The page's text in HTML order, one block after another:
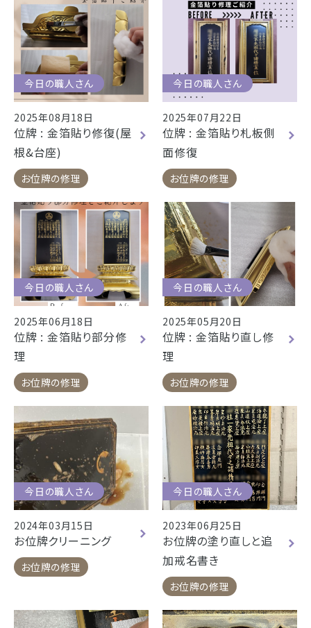
今日の職人さん
2025年08月18日
位牌 : 金箔貼り修復(屋
根&台座)
お位牌の修理
今日の職人さん
2025年07月22日
位牌 : 金箔貼り札板側
面修復
お位牌の修理
今日の職人さん
2025年06月18日
位牌 : 金箔貼り部分修
理
お位牌の修理
今日の職人さん
2025年05月20日
位牌 : 金箔貼り直し修
理
お位牌の修理
今日の職人さん
2024年03月15日
お位牌クリーニング
お位牌の修理
今日の職人さん
2023年06月25日
お位牌の塗り直しと追
加戒名書き
お位牌の修理